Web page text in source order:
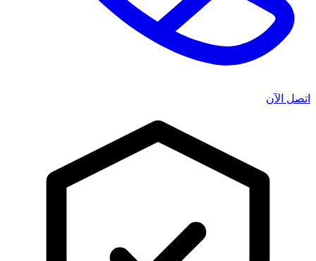
اتصل الآن